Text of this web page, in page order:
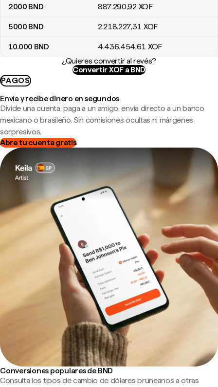
2000 BND 887.290,92 XOF
5000 BND 2.218.227,31 XOF
10.000 BND 4.436.454,61 XOF
¿Quieres convertir al revés?
Convertir XOF a BND
PAGOS
Envía y recibe dinero en segundos
Divide una cuenta, paga a un amigo, envía directo a un banco
mexicano o brasileño. Sin comisiones ocultas ni márgenes
sorpresivos.
Abre tu cuenta gratis
Conversiones populares de BND
Consulta los tipos de cambio de dólares bruneanos a otras